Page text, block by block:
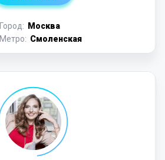
Город:
Москва
Метро: Смоленская